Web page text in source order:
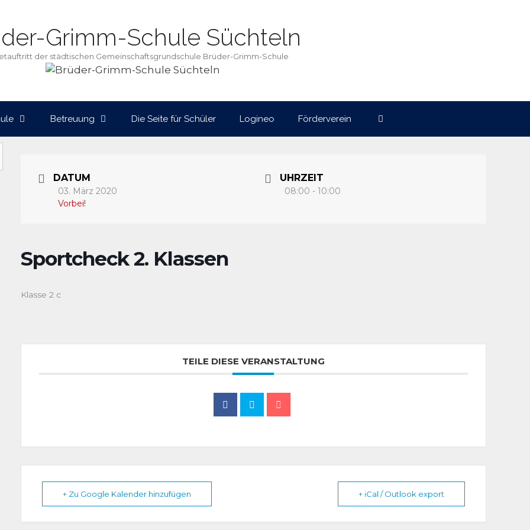
Grimm-Schule Süchteln
der städtischen Gemeinschaftsgrundschule Brüder-Grimm-Schule
Betreuung Die Seite für Schüler Logineo Förderverein
DATUM
03. März 2020
Vorbei!
UHRZEIT
08:00 - 10:00
Sportcheck 2. Klassen
Klasse 2 c
TEILE DIESE VERANSTALTUNG
+ Zu Google Kalender hinzufügen + iCal / Outlook export